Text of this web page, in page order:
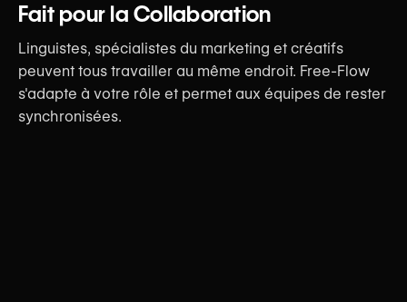
Fait pour la Collaboration
Linguistes, spécialistes du marketing et créatifs
peuvent tous travailler au même endroit. Free-Flow
s'adapte à votre rôle et permet aux équipes de rester
synchronisées.